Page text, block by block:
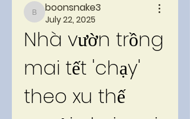
boonsnake3
boonsnake3
July 22, 2025
Nhà vườn trồng
mai tết 'chạy'
theo xu thế